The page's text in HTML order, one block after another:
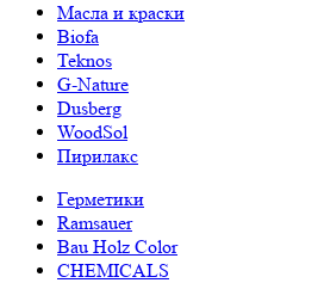
Масла и краски
Biofa
Teknos
G-Nature
Dusberg
WoodSol
Пирилакс
Герметики
Ramsauer
Bau Holz Color
CHEMICALS